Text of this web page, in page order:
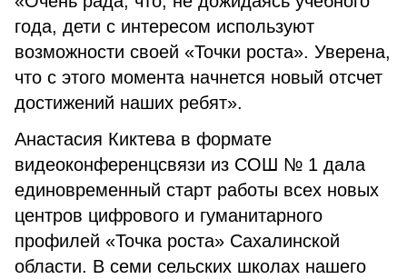
года, дети с интересом используют
возможности своей «Точки роста». Уверена,
что с этого момента начнется новый отсчет
достижений наших ребят».
Анастасия Киктева в формате
видеоконференцсвязи из СОШ № 1 дала
единовременный старт работы всех новых
центров цифрового и гуманитарного
профилей «Точка роста» Сахалинской
области. В семи сельских школах нашего